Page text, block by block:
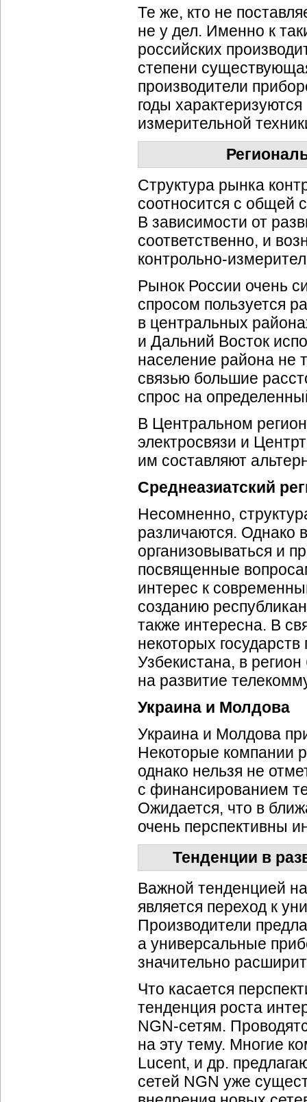
Те же, кто не
не у дел. Именно к
российских
степени
производители
годы
измерительной
Структура рынка
соотносится с общей
В зависимости от
соответственно, и
контрольно-
Рынок России очень
спросом пользуется
в центральных
и Дальний Восток
население района не
связью большие
спрос на
В Центральном
электросвязи и
им составляют
Среднеазиатский
Несомненно,
различаются. Однако
организовываться и
посвященные
интерес к
созданию
также интересна. В
некоторых
Узбекистана, в
на развитие
Украина и Молдова
Украина и Молдова
Некоторые компании
однако нельзя не
с финансированием
Ожидается, что в
очень перспективны
Тенденции в
Важной тенденцией
является переход к
Производители
а универсальные
значительно
Что касается
тенденция роста
NGN-сетям.
на эту тему. Многие
Lucent, и др.
сетей NGN уже